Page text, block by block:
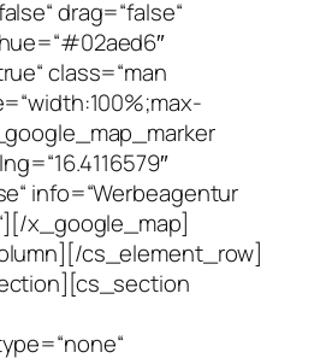
drag=“false“
class=“man
info=“Werbeagentur
x_google_map]
cs_element_row]